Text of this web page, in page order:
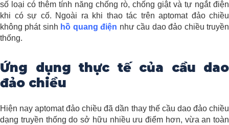
số loại có thêm tính năng chống rò, chống giật và tự ngắt điện
khi có sự cố. Ngoài ra khi thao tác trên aptomat đảo chiều
không phát sinh hồ quang điện như cầu dao đảo chiều truyền
thống.
Ứng dụng thực tế của cầu dao
đảo chiều
Hiện nay aptomat đảo chiều đã dần thay thế cầu dao đảo chiều
dạng truyền thống do sở hữu nhiều ưu điểm hơn, vừa an toàn